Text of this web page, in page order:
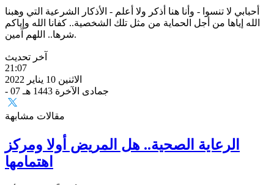
أحبابي لا تنسوا - وأنا هنا أذكر ولا أعلم - الأذكار الشرعية التي وهبنا
الله إياها من أجل الحماية من مثل تلك الشخصية.. كفانا الله وإياكم
شرها.. اللهم آمين.
آخر تحديث
21:07
الاثنين 10 يناير 2022
- 07 جمادى الآخرة 1443 هـ
مقالات مشابهة
الرعاية الصحية.. هل المريض أولا ومركز
اهتمامها